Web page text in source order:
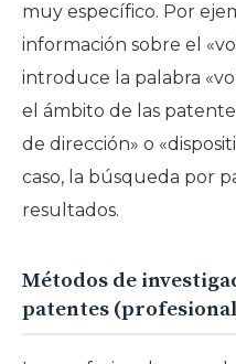
muy específico. Por
información sobre el
introduce la palabra
el ámbito de las
de dirección» o
caso, la búsqueda por
resultados.
Métodos de
patentes